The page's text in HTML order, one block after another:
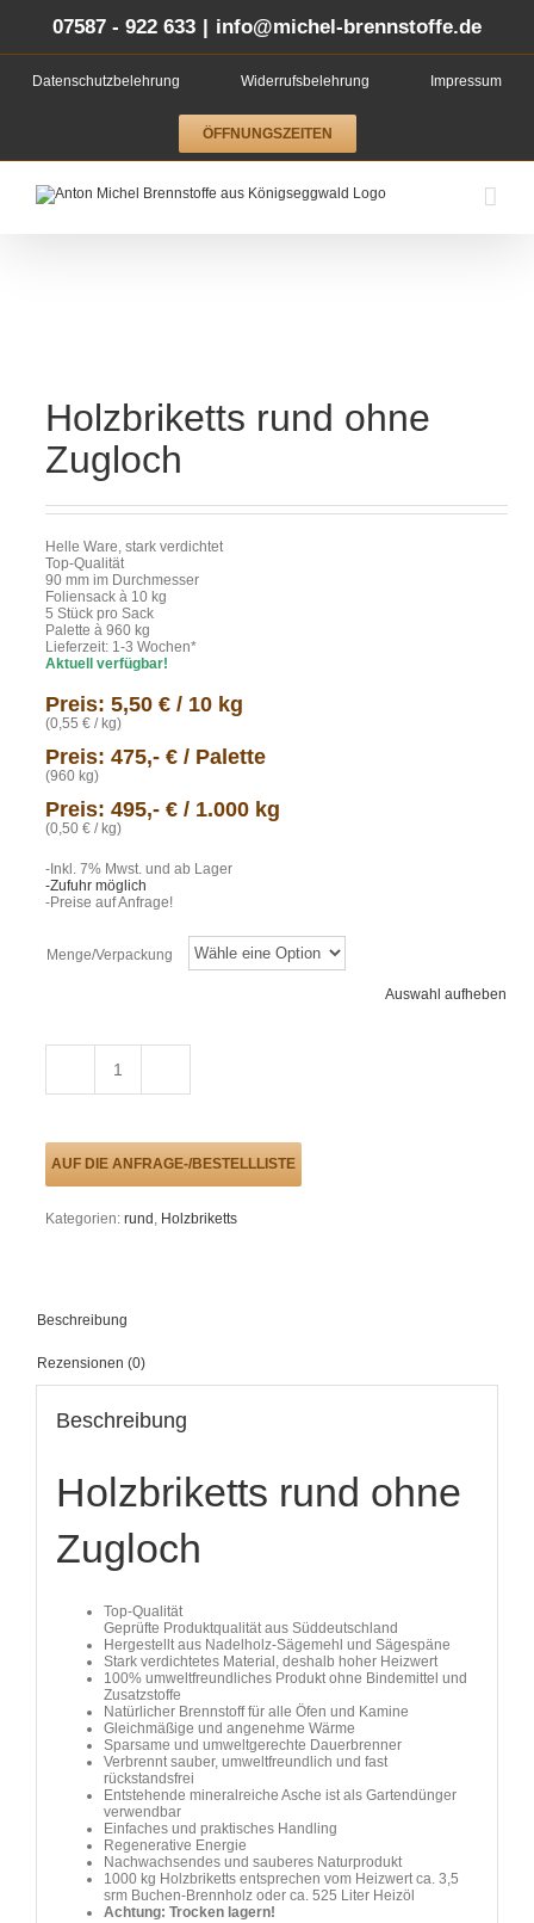
07587 - 922 633 info@michel-brennstoffe.de
Datenschutzbelehrung Widerrufsbelehrung Impressum
ÖFFNUNGSZEITEN
Holzbriketts rund ohne
Zugloch
Helle Ware, stark verdichtet
Top-Qualität
90 mm im Durchmesser
Foliensack à 10 kg
5 Stück pro Sack
Palette à 960 kg
Lieferzeit: 1-3 Wochen*
Aktuell verfügbar!
Preis: 5,50€ / 10 kg
(0,55 € / kg)
Preis: 475,- € / Palette
(960 kg)
Preis: 495,- € / 1.000 kg
(0,50 € / kg)
-Inkl. 7% Mwst. und ab Lager
-Zufuhr möglich
-Preise auf Anfrage!
Menge/Verpackung
Auswahl aufheben
Holzbriketts
rund
Menge
AUF DIE ANFRAGE-/BESTELLLISTE
Kategorien: rund , Holzbriketts
Beschreibung
Rezensionen (0)
Beschreibung
Holzbriketts rund ohne
Zugloch
Top-Qualität
Geprüfte Produktqualität aus Süddeutschland
Hergestellt aus Nadelholz-Sägemehl und Sägespäne
Stark verdichtetes Material, deshalb hoher Heizwert
100% umweltfreundliches Produkt ohne Bindemittel und
Zusatzstoffe
Natürlicher Brennstoff für alle Öfen und Kamine
Gleichmäßige und angenehme Wärme
Sparsame und umweltgerechte Dauerbrenner
Verbrennt sauber, umweltfreundlich und fast
rückstandsfrei
Entstehende mineralreiche Asche ist als Gartendünger
verwendbar
Einfaches und praktisches Handling
Regenerative Energie
Nachwachsendes und sauberes Naturprodukt
1000 kg Holzbriketts entsprechen vom Heizwert ca. 3,5
srm Buchen-Brennholz oder ca. 525 Liter Heizöl
Achtung: Trocken lagern!